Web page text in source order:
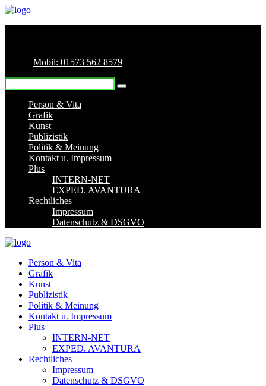
Mobil: 01573 562 8579
Person & Vita
Grafik
Kunst
Publizistik
Politik & Meinung
Kontakt u. Impressum
Plus
INTERN-NET
EXPED. AVANTURA
Rechtliches
Impressum
Datenschutz & DSGVO
Person & Vita
Grafik
Kunst
Publizistik
Politik & Meinung
Kontakt u. Impressum
Plus
INTERN-NET
EXPED. AVANTURA
Rechtliches
Impressum
Datenschutz & DSGVO